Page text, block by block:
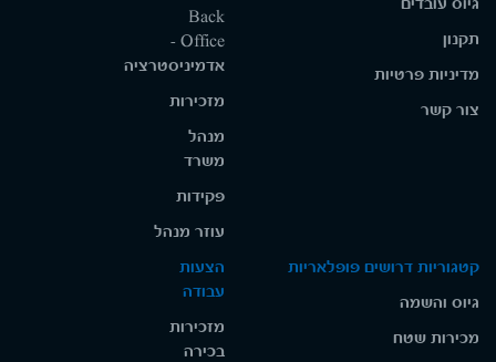
תקנון
מדיניות פרטיות
צור קשר
Back
Office -
אדמיניסטרציה
מזכירות
מנהל
משרד
פקידות
עוזר מנהל
קטגוריות דרושים פופלאריות
גיוס והשמה
מכירות שטח
הצעות
עבודה
מזכירות
בכירה